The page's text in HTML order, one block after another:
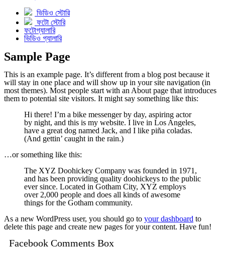
ভিডিও স্টোরি
ফটো স্টোরি
ফটোগ্যালারি
ভিডিও গ্যালারি
Sample Page
This is an example page. It’s different from a blog post because it
will stay in one place and will show up in your site navigation (in
most themes). Most people start with an About page that introduces
them to potential site visitors. It might say something like this:
Hi there! I’m a bike messenger by day, aspiring actor
by night, and this is my website. I live in Los Angeles,
have a great dog named Jack, and I like piña coladas.
(And gettin’ caught in the rain.)
…or something like this:
The XYZ Doohickey Company was founded in 1971,
and has been providing quality doohickeys to the public
ever since. Located in Gotham City, XYZ employs
over 2,000 people and does all kinds of awesome
things for the Gotham community.
As a new WordPress user, you should go to your dashboard to
delete this page and create new pages for your content. Have fun!
Facebook Comments Box